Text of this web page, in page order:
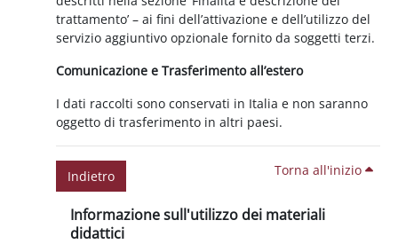
trattamento’ – ai fini dell’attivazione e dell’utilizzo del
servizio aggiuntivo opzionale fornito da soggetti terzi.
Comunicazione e Trasferimento all’estero
I dati raccolti sono conservati in Italia e non saranno
oggetto di trasferimento in altri paesi.
Indietro Torna all'inizio
Blocchi
Informazione sull'utilizzo dei materiali
didattici